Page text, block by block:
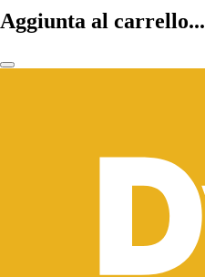
Aggiunta al carrello...